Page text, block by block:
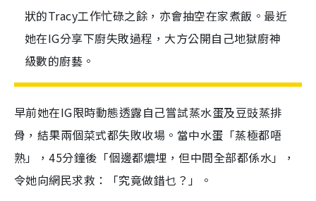
狀的Tracy工作忙碌之餘，亦會抽空在家煮飯。最近
她在IG分享下廚失敗過程，大方公開自己地獄廚神
級數的廚藝。
早前她在IG限時動態透露自己嘗試蒸水蛋及豆豉蒸排
骨，結果兩個菜式都失敗收場。當中水蛋「蒸極都唔
熟」，45分鐘後「個邊都燶埋，但中間全部都係水」，
令她向網民求救：「究竟做錯乜？」。